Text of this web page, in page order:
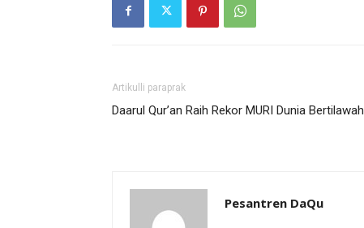
Artikulli paraprak
Daarul Qur’an Raih Rekor MURI Dunia Bertilawah
Pesantren DaQu